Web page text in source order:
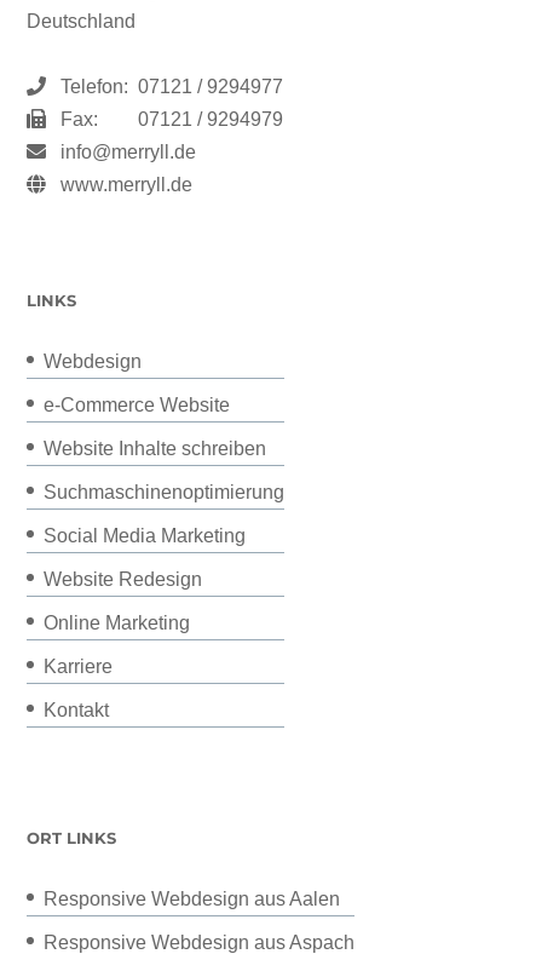
Deutschland
Telefon: 07121 / 9294977
Fax:
07121 / 9294979
info@merryll.de
www.merryll.de
LINKS
Webdesign
e-Commerce Website
Website Inhalte schreiben
Suchmaschinenoptimierung
Social Media Marketing
Website Redesign
Online Marketing
Karriere
Kontakt
ORT LINKS
Responsive Webdesign aus Aalen
Responsive Webdesign aus Aspach